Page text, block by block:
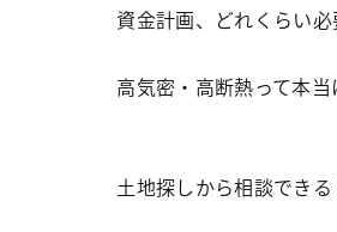
資金計画、どれくらい必
高気密・高断熱って本当
土地探しから相談できる